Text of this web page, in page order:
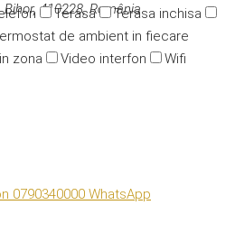
Terasa
Terasa inchisa
de ambient in fiecare
zona Video interfon Wifi
410228, România
0790340000 WhatsApp